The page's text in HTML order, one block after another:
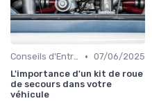
Conseils d'Entretien Auto • 07/06/2025
L'importance d'un kit de roue
de secours dans votre
véhicule